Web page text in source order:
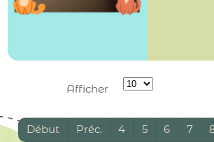
Afficher
Début Préc. 4 5 6 7